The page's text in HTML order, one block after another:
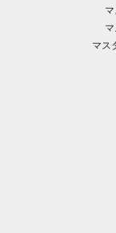
マス